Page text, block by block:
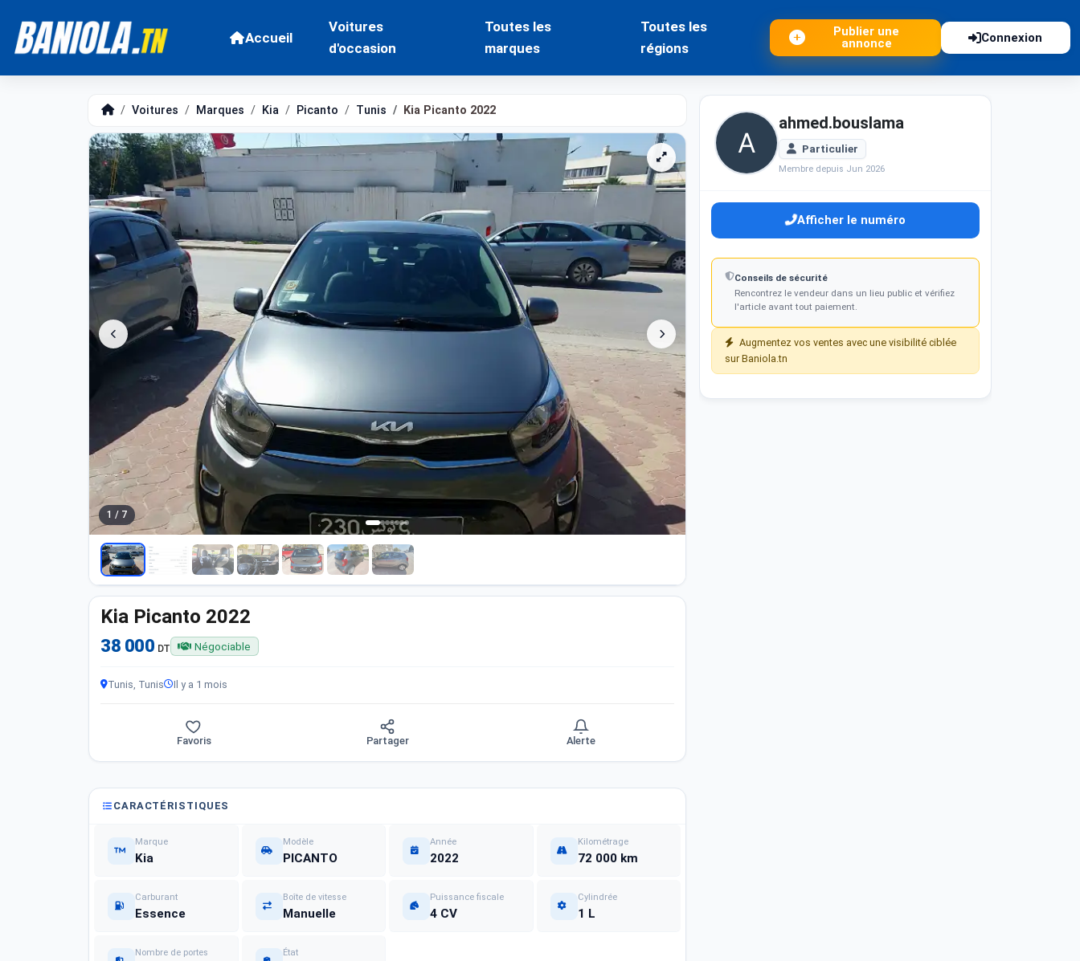
Accueil
Voitures
d'occasion
Toutes les
marques
Toutes les
régions
Publier une
annonce
Connexion
Voitures Marques Kia Picanto Tunis Kia Picanto 2022
1 / 7
Kia Picanto 2022
38 000 DT Négociable
Tunis, Tunis Il y a 1 mois
Favoris Partager Alerte
CARACTÉRISTIQUES
Marque
Kia
Modèle
PICANTO
Année
2022
Kilométrage
72 000 km
Carburant
Essence
Boîte de vitesse
Manuelle
Puissance fiscale
4 CV
Cylindrée
1 L
Nombre de portes État
ahmed.bouslama
Particulier
Membre depuis Jun 2026
Afficher le numéro
Conseils de sécurité
Rencontrez le vendeur dans un lieu public et vérifiez
l'article avant tout paiement.
Augmentez vos ventes avec une visibilité ciblée
sur Baniola.tn